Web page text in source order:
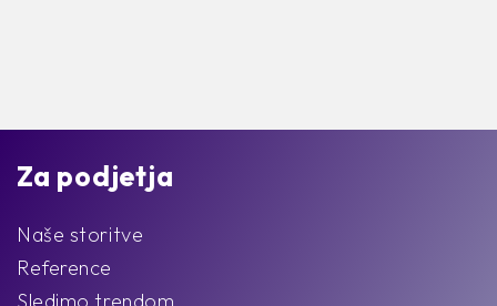
Za podjetja
Naše storitve
Reference
Sledimo trendom